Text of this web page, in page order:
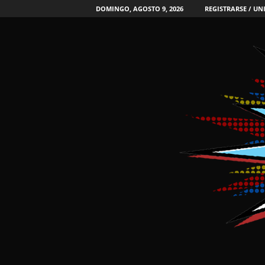
DOMINGO, AGOSTO 9, 2026 REGISTRARSE /